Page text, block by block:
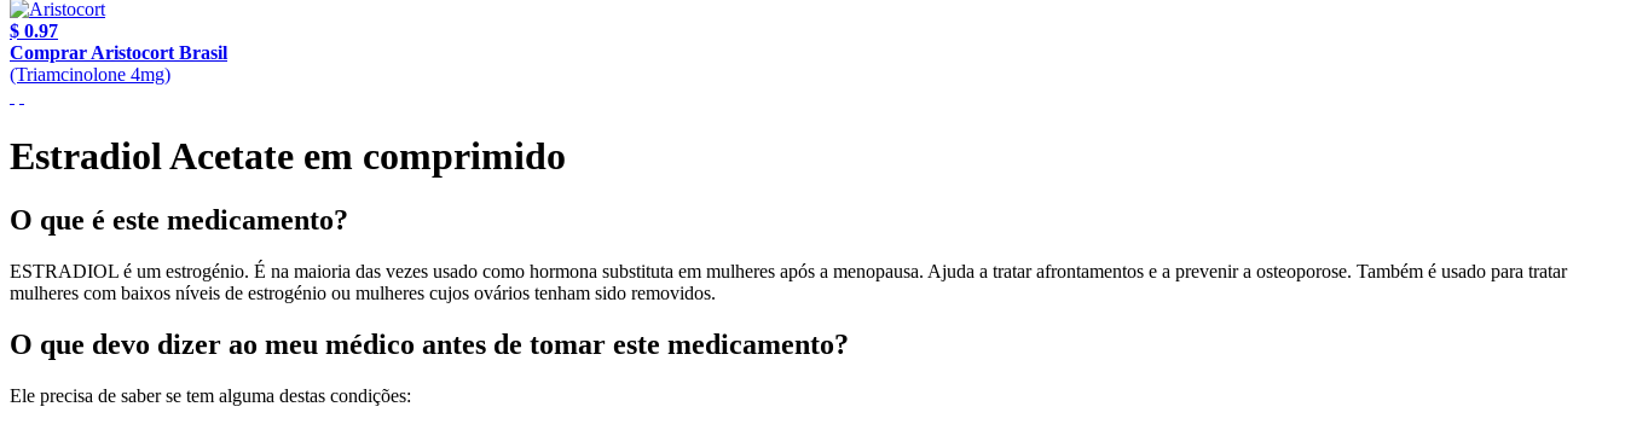
$ 0.97
Comprar Aristocort Brasil
(Triamcinolone 4mg)
Estradiol Acetate em comprimido
O que é este medicamento?
ESTRADIOL é um estrogénio. É na maioria das vezes usado como hormona substituta em mulheres após a menopausa. Ajuda a tratar afrontamentos e a prevenir a osteoporose. Também é usado para tratar
mulheres com baixos níveis de estrogénio ou mulheres cujos ovários tenham sido removidos.
O que devo dizer ao meu médico antes de tomar este medicamento?
Ele precisa de saber se tem alguma destas condições: